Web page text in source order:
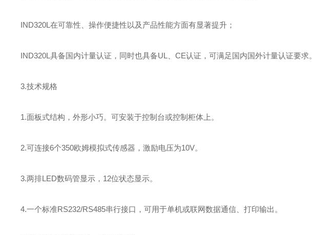
IND320L在可靠性、操作便捷性以及产品性能方面有显著提升；
IND320L具备国内计量认证，同时也具备UL、CE认证，可满足国内国外计量认证要求。
3.技术规格
1.面板式结构，外形小巧。可安装于控制台或控制柜体上。
2.可连接6个350欧姆模拟式传感器，激励电压为10V。
3.两排LED数码管显示，12位状态显示。
4.一个标准RS232/RS485串行接口，可用于单机或联网数据通信、打印输出。